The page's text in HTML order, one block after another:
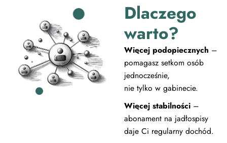
Dlaczego
warto?
Więcej podopiecznych –
pomagasz setkom osób
jednocześnie,
nie tylko w gabinecie.
Więcej stabilności –
abonament na jadłospisy
daje Ci regularny dochód.